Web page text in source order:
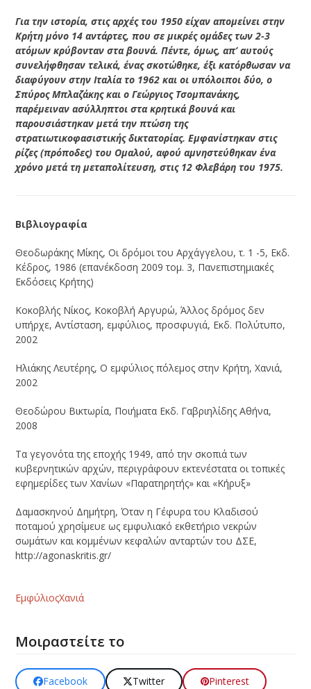
Για την ιστορία, στις αρχές του 1950 είχαν απομείνει στην
Κρήτη μόνο 14 αντάρτες, που σε μικρές ομάδες των 2-3
ατόμων κρύβονταν στα βουνά. Πέντε, όμως, απ’ αυτούς
συνελήφθησαν τελικά, ένας σκοτώθηκε, έξι κατόρθωσαν να
διαφύγουν στην Ιταλία το 1962 και οι υπόλοιποι δύο, ο
Σπύρος Μπλαζάκης και ο Γεώργιος Τσομπανάκης,
παρέμειναν ασύλληπτοι στα κρητικά βουνά και
παρουσιάστηκαν μετά την πτώση της
στρατιωτικοφασιστικής δικτατορίας. Εμφανίστηκαν στις
ρίζες (πρόποδες) του Ομαλού, αφού αμνηστεύθηκαν ένα
χρόνο μετά τη μεταπολίτευση, στις 12 Φλεβάρη του 1975.
Βιβλιογραφία
Θεοδωράκης Μίκης, Οι δρόμοι του Αρχάγγελου, τ. 1 -5, Εκδ.
Κέδρος, 1986 (επανέκδοση 2009 τομ. 3, Πανεπιστημιακές
Εκδόσεις Κρήτης)
Κοκοβλής Νίκος, Κοκοβλή Αργυρώ, Άλλος δρόμος δεν
υπήρχε, Αντίσταση, εμφύλιος, προσφυγιά, Εκδ. Πολύτυπο,
2002
Ηλιάκης Λευτέρης, Ο εμφύλιος πόλεμος στην Κρήτη, Χανιά,
2002
Θεοδώρου Βικτωρία, Ποιήματα Εκδ. Γαβριηλίδης Αθήνα,
2008
Τα γεγονότα της εποχής 1949, από την σκοπιά των
κυβερνητικών αρχών, περιγράφουν εκτενέστατα οι τοπικές
εφημερίδες των Χανίων «Παρατηρητής» και «Κήρυξ»
Δαμασκηνού Δημήτρη, Όταν η Γέφυρα του Κλαδισού
ποταμού χρησίμευε ως εμφυλιακό εκθετήριο νεκρών
σωμάτων και κομμένων κεφαλών ανταρτών του ΔΣΕ,
http://agonaskritis.gr/
ΕμφύλιοςΧανιά
Μοιραστείτε το
Facebook Twitter
Pinterest